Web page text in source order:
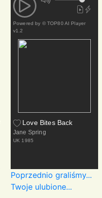
Powered by © TOP80 AI Player
v1.2
Love Bites Back
Jane Spring
UK 1985
Poprzednio graliśmy...
Twoje ulubione...